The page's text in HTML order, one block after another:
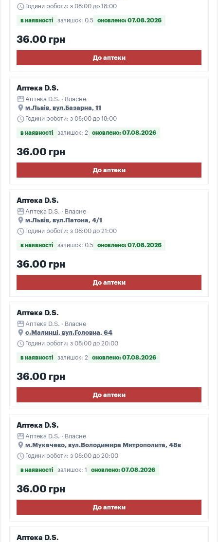
schedule Години роботи: з 08:00 до 18:00
в наявності залишок: 0.5 оновлено: 07.08.2026
36.00 грн
До аптеки
Аптека D.S.
storefront Аптека D.S. · Власне
place м.Львів, вул.Базарна, 11
schedule Години роботи: з 08:00 до 18:00
в наявності залишок: 2 оновлено: 07.08.2026
36.00 грн
До аптеки
Аптека D.S.
storefront Аптека D.S. · Власне
place м.Львів, вул.Патона, 4/1
schedule Години роботи: з 08:00 до 21:00
в наявності залишок: 0.5 оновлено: 07.08.2026
36.00 грн
До аптеки
Аптека D.S.
storefront Аптека D.S. · Власне
place с.Малинці, вул.Головна, 64
schedule Години роботи: з 08:00 до 20:00
в наявності залишок: 2 оновлено: 07.08.2026
36.00 грн
До аптеки
Аптека D.S.
storefront Аптека D.S. · Власне
place м.Мукачево, вул.Володимира Митрополита, 48в
schedule Години роботи: з 08:00 до 20:00
в наявності залишок: 1 оновлено: 07.08.2026
36.00 грн
До аптеки
Аптека D.S.